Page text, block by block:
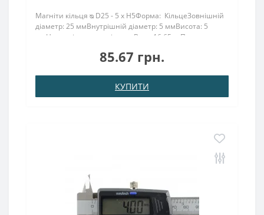
Магніти кільця ᴓ D25 - 5 x H5Форма: КільцеЗовнішній
діаметр: 25 ммВнутрішній діаметр: 5 ммВисота: 5
ммНамагнічення: аксіальнеВага: 16,65 грПоверх.
.: 9,000 кгТемпература використання: до 80 °..
85.67 грн.
КУПИТИ